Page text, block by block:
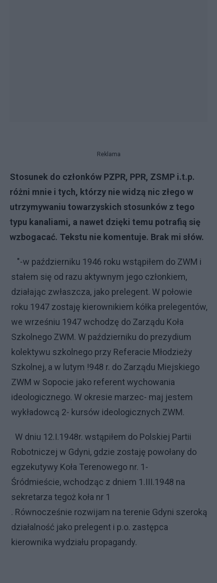
Reklama
Stosunek do członków PZPR, PPR, ZSMP i.t.p.
różni mnie i tych, którzy nie widzą nic złego w
utrzymywaniu towarzyskich stosunków z tego
typu kanaliami, a nawet dzięki temu potrafią się
wzbogacać. Tekstu nie komentuje. Brak mi słów.
"-w październiku 1946 roku wstąpiłem do ZWM i
stałem się od razu aktywnym jego członkiem,
działając zwłaszcza, jako prelegent. W połowie
roku 1947 zostaję kierownikiem kółka prelegentów,
we wrześniu 1947 wchodzę do Zarządu Koła
Szkolnego ZWM. W październiku do prezydium
kolektywu szkolnego przy Referacie Młodzieży
Szkolnej, a w lutym !948 r. do Zarządu Miejskiego
ZWM w Sopocie jako referent wychowania
ideologicznego. W okresie marzec- maj jestem
wykładowcą 2- kursów ideologicznych ZWM.
W dniu 12.I.1948r. wstąpiłem do Polskiej Partii
Robotniczej w Gdyni, gdzie zostaję powołany do
egzekutywy Koła Terenowego nr. 1-
Śródmieście,wchodząc z dniem 1.III.1948 na
sekretarza tegoż koła nr 1
. Równocześnie rozwijam na terenie Gdyni szeroką
działalność jako prelegent i p.o. zastępca
kierownika wydziału propagandy.